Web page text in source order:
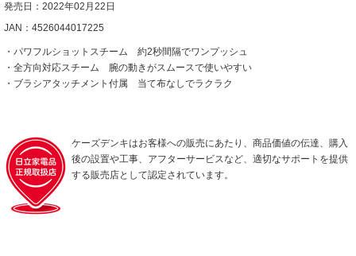
発売日：2022年02月22日
JAN：4526044017225
・パワフルショットスチーム 約2秒間隔でワンプッシュ
・全方向対応スチーム 腕の動きがスムースで使いやすい
・ブラシアタッチメント付属 当て布なしでラクラク
ケーズデンキはお客様への販売にあたり、商品価値の伝達、購入
後の設置や工事、アフターサービスなど、適切なサポートを提供
する販売店として認定されています。